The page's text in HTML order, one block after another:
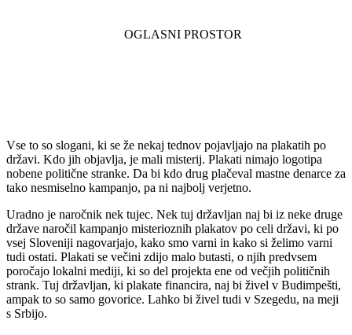
Vse to so slogani, ki se že nekaj tednov pojavljajo na plakatih po
državi. Kdo jih objavlja, je mali misterij. Plakati nimajo logotipa
nobene politične stranke. Da bi kdo drug plačeval mastne denarce za
tako nesmiselno kampanjo, pa ni najbolj verjetno.
Uradno je naročnik nek tujec. Nek tuj državljan naj bi iz neke druge
države naročil kampanjo misterioznih plakatov po celi državi, ki po
vsej Sloveniji nagovarjajo, kako smo varni in kako si želimo varni
tudi ostati. Plakati se večini zdijo malo butasti, o njih predvsem
poročajo lokalni mediji, ki so del projekta ene od večjih političnih
strank. Tuj državljan, ki plakate financira, naj bi živel v Budimpešti,
ampak to so samo govorice. Lahko bi živel tudi v Szegedu, na meji
s Srbijo.